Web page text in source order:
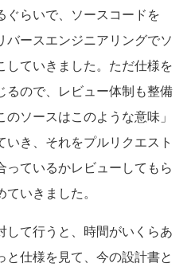
らいで、ソースコードを
バースエンジニアリングでソ
していきました。ただ仕様を
るので、レビュー体制も整備
ソースはこのような意味」
き、それをプルリクエスト
っているかレビューしてもら
いきました。
て行うと、時間がいくらあ
と仕様を見て、今の設計書と